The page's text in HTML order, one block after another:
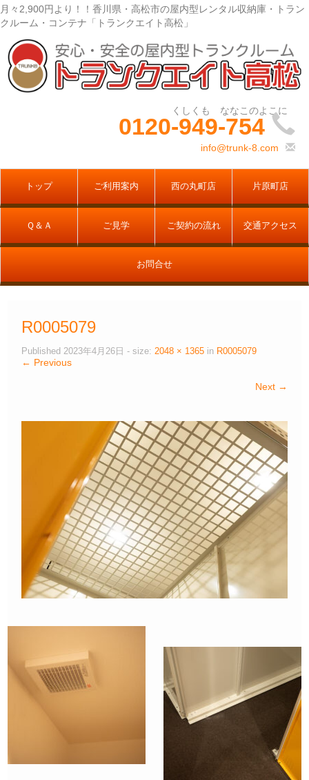
月々2,900円より！！香川県・高松市の屋内型レンタル収納庫・トラン
クルーム・コンテナ「トランクエイト高松」
0120-949-754
info@trunk-8.com
トップ ご利用案内 西の丸町店 片原町店
Ｑ＆Ａ ご見学 ご契約の流れ 交通アクセス
お問合せ
R0005079
Published 2023年4月26日 - size: 2048 × 1365 in R0005079
← Previous
Next →